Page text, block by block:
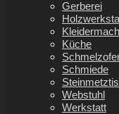
Gerberei
Küche
Schmiede
Webstuhl
Werkstatt